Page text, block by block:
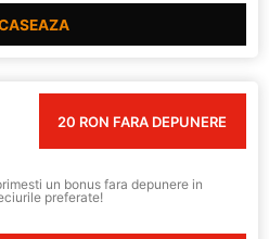
20 RON FARA DEPUNERE
un bonus fara depunere in
preferate!